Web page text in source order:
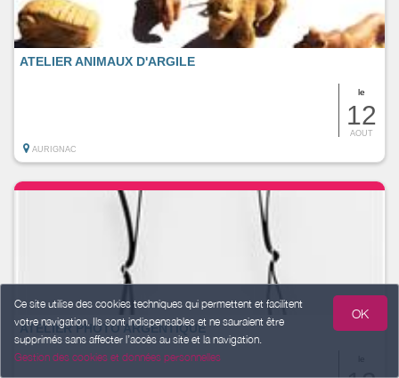
Ce site utilise des cookies techniques qui permettent et facilitent
votre navigation. Ils sont indispensables et ne sauraient être
supprimés sans affecter l’accès au site et la navigation.
Gestion des cookies et données personnelles
OK
le
12
AOUT
ATELIER ANIMAUX D'ARGILE
AURIGNAC
ATELIER PHOTO ARGENTIQUE